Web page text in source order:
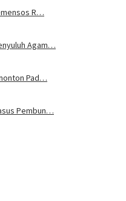
R…
Agam…
Pad…
Pembun…